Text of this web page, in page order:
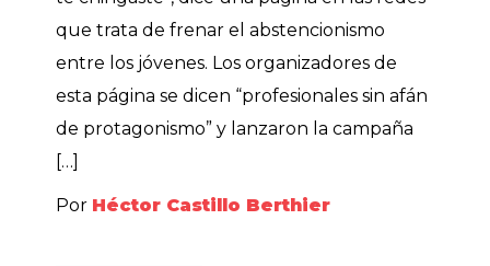
que trata de frenar el abstencionismo
entre los jóvenes. Los organizadores de
esta página se dicen “profesionales sin afán
de protagonismo” y lanzaron la campaña
[…]
Por Héctor Castillo Berthier